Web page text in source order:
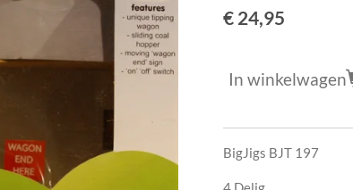
€ 24,95
In winkelwagen
BigJigs BJT 197